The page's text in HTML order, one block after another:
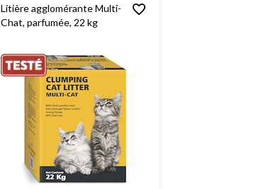
Litière agglomérante Multi-
Chat, parfumée, 22 kg